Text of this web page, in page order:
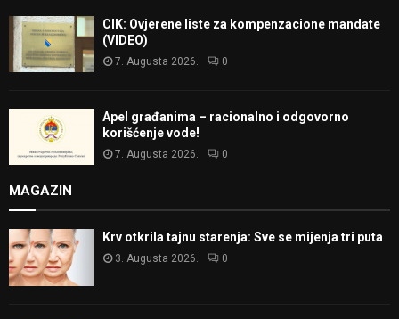
CIK: Ovjerene liste za kompenzacione mandate
(VIDEO)
7. Augusta 2026. 0
Apel građanima – racionalno i odgovorno
korišćenje vode!
7. Augusta 2026. 0
MAGAZIN
Krv otkrila tajnu starenja: Sve se mijenja tri puta
3. Augusta 2026. 0